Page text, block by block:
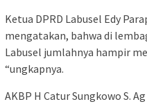
Ketua DPRD Labusel Edy
mengatakan, bahwa di
Labusel jumlahnya hampir
“ungkapnya.
AKBP H Catur Sungkowo S.